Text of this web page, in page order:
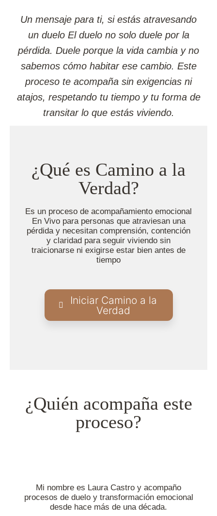
Un mensaje para ti, si estás atravesando
un duelo El duelo no solo duele por la
pérdida. Duele porque la vida cambia y no
sabemos cómo habitar ese cambio. Este
proceso te acompaña sin exigencias ni
atajos, respetando tu tiempo y tu forma de
transitar lo que estás viviendo.
¿Qué es Camino a la
Verdad?
Es un proceso de acompañamiento emocional
En Vivo para personas que atraviesan una
pérdida y necesitan comprensión, contención
y claridad para seguir viviendo sin
traicionarse ni exigirse estar bien antes de
tiempo
Iniciar Camino a la
Verdad
¿Quién acompaña este
proceso?
Mi nombre es Laura Castro y acompaño
procesos de duelo y transformación emocional
desde hace más de una década.